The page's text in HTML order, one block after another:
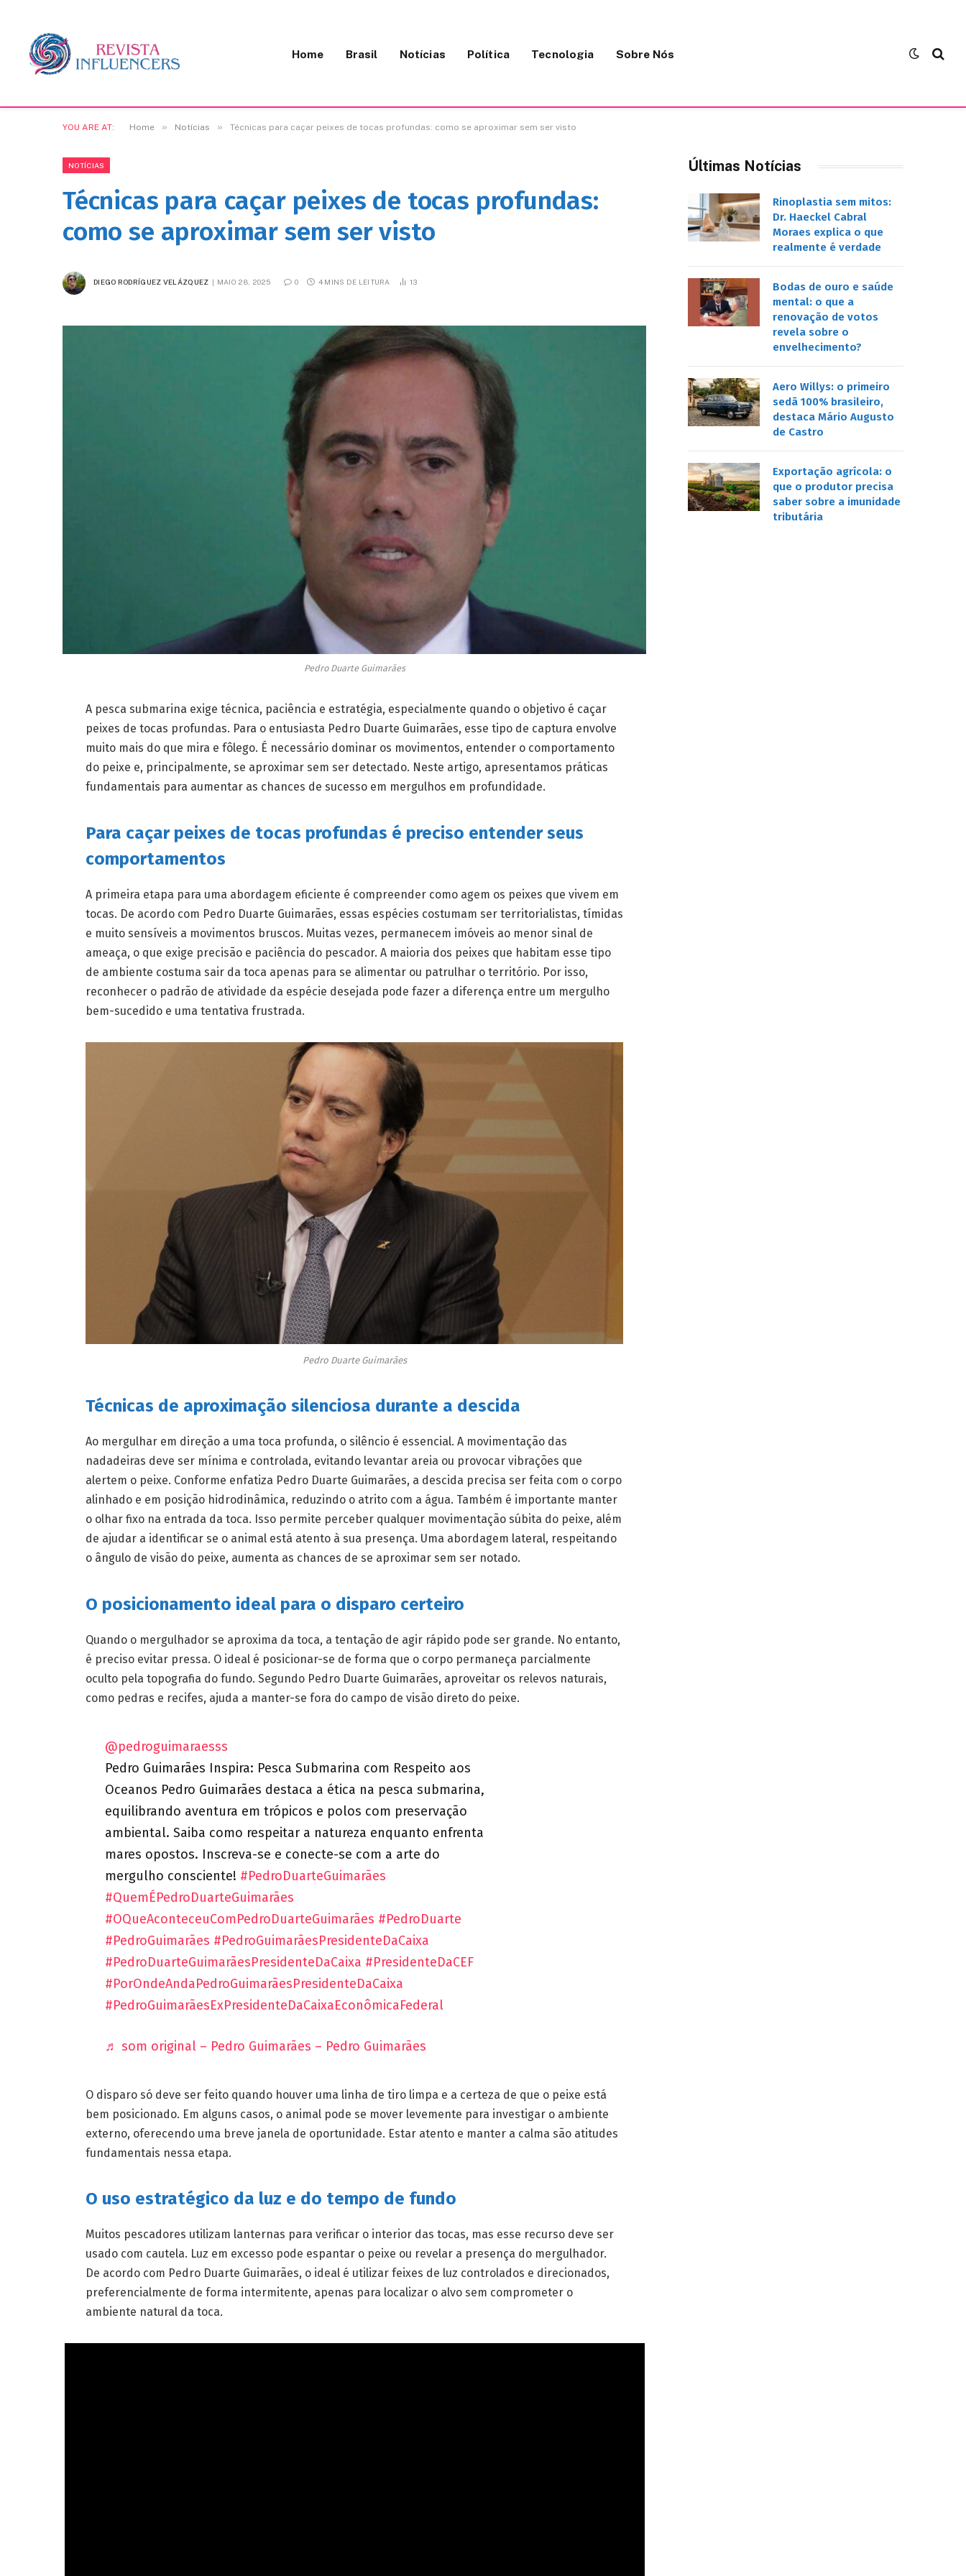
Home Brasil Notícias Política Tecnologia Sobre Nós
YOU ARE AT: Home » Notícias » Técnicas para caçar peixes de tocas profundas: como se aproximar sem ser visto
NOTÍCIAS
Técnicas para caçar peixes de tocas profundas:
como se aproximar sem ser visto
DIEGO RODRÍGUEZ VELÁZQUEZ MAIO 28, 2025 0 4 MINS DE LEITURA 13
Pedro Duarte Guimarães
A pesca submarina exige técnica, paciência e estratégia, especialmente quando o objetivo é caçar
peixes de tocas profundas. Para o entusiasta Pedro Duarte Guimarães, esse tipo de captura envolve
muito mais do que mira e fôlego. É necessário dominar os movimentos, entender o comportamento
do peixe e, principalmente, se aproximar sem ser detectado. Neste artigo, apresentamos práticas
fundamentais para aumentar as chances de sucesso em mergulhos em profundidade.
Para caçar peixes de tocas profundas é preciso entender seus
comportamentos
A primeira etapa para uma abordagem eficiente é compreender como agem os peixes que vivem em
tocas. De acordo com Pedro Duarte Guimarães, essas espécies costumam ser territorialistas, tímidas
e muito sensíveis a movimentos bruscos. Muitas vezes, permanecem imóveis ao menor sinal de
ameaça, o que exige precisão e paciência do pescador. A maioria dos peixes que habitam esse tipo
de ambiente costuma sair da toca apenas para se alimentar ou patrulhar o território. Por isso,
reconhecer o padrão de atividade da espécie desejada pode fazer a diferença entre um mergulho
bem-sucedido e uma tentativa frustrada.
Pedro Duarte Guimarães
Técnicas de aproximação silenciosa durante a descida
Ao mergulhar em direção a uma toca profunda, o silêncio é essencial. A movimentação das
nadadeiras deve ser mínima e controlada, evitando levantar areia ou provocar vibrações que
alertem o peixe. Conforme enfatiza Pedro Duarte Guimarães, a descida precisa ser feita com o corpo
alinhado e em posição hidrodinâmica, reduzindo o atrito com a água. Também é importante manter
o olhar fixo na entrada da toca. Isso permite perceber qualquer movimentação súbita do peixe, além
de ajudar a identificar se o animal está atento à sua presença. Uma abordagem lateral, respeitando
o ângulo de visão do peixe, aumenta as chances de se aproximar sem ser notado.
O posicionamento ideal para o disparo certeiro
Quando o mergulhador se aproxima da toca, a tentação de agir rápido pode ser grande. No entanto,
é preciso evitar pressa. O ideal é posicionar-se de forma que o corpo permaneça parcialmente
oculto pela topografia do fundo. Segundo Pedro Duarte Guimarães, aproveitar os relevos naturais,
como pedras e recifes, ajuda a manter-se fora do campo de visão direto do peixe.
@pedroguimaraesss
Pedro Guimarães Inspira: Pesca Submarina com Respeito aos
Oceanos Pedro Guimarães destaca a ética na pesca submarina,
equilibrando aventura em trópicos e polos com preservação
ambiental. Saiba como respeitar a natureza enquanto enfrenta
mares opostos. Inscreva-se e conecte-se com a arte do
mergulho consciente! #PedroDuarteGuimarães
#QuemÉPedroDuarteGuimarães
#OQueAconteceuComPedroDuarteGuimarães #PedroDuarte
#PedroGuimarães #PedroGuimarãesPresidenteDaCaixa
#PedroDuarteGuimarãesPresidenteDaCaixa #PresidenteDaCEF
#PorOndeAndaPedroGuimarãesPresidenteDaCaixa
#PedroGuimarãesExPresidenteDaCaixaEconômicaFederal
♬ som original – Pedro Guimarães – Pedro Guimarães
O disparo só deve ser feito quando houver uma linha de tiro limpa e a certeza de que o peixe está
bem posicionado. Em alguns casos, o animal pode se mover levemente para investigar o ambiente
externo, oferecendo uma breve janela de oportunidade. Estar atento e manter a calma são atitudes
fundamentais nessa etapa.
O uso estratégico da luz e do tempo de fundo
Muitos pescadores utilizam lanternas para verificar o interior das tocas, mas esse recurso deve ser
usado com cautela. Luz em excesso pode espantar o peixe ou revelar a presença do mergulhador.
De acordo com Pedro Duarte Guimarães, o ideal é utilizar feixes de luz controlados e direcionados,
preferencialmente de forma intermitente, apenas para localizar o alvo sem comprometer o
ambiente natural da toca.
Últimas Notícias
Rinoplastia sem mitos:
Dr. Haeckel Cabral
Moraes explica o que
realmente é verdade
Bodas de ouro e saúde
mental: o que a
renovação de votos
revela sobre o
envelhecimento?
Aero Willys: o primeiro
sedã 100% brasileiro,
destaca Mário Augusto
de Castro
Exportação agrícola: o
que o produtor precisa
saber sobre a imunidade
tributária